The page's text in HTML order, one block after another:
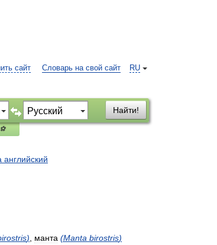
RU
сайт Словарь на свой сайт
Найти!
английский
) манта (Manta birostris)